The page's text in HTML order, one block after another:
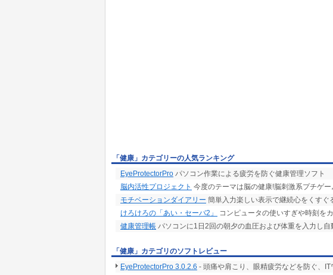
「健康」カテゴリーの人気ランキング
EyeProtectorPro パソコン作業による疲労を防ぐ健康管理ソフト
脳内活性プロジェクト 今度のテーマは脳の健康!脳刺激系プチゲ
モチベーションダイアリー 簡単入力楽しい表示で継続心をくすぐ
けろけろの「あい・セーバ2」
コンピュータの使いすぎや時刻を
健康管理帳 パソコンに1日2回の朝夕の血圧および体重を入力し
「健康」カテゴリのソフトレビュー
EyeProtectorPro 3.0.2.6 - 頭痛や肩こり、眼精疲労などを防ぐ、